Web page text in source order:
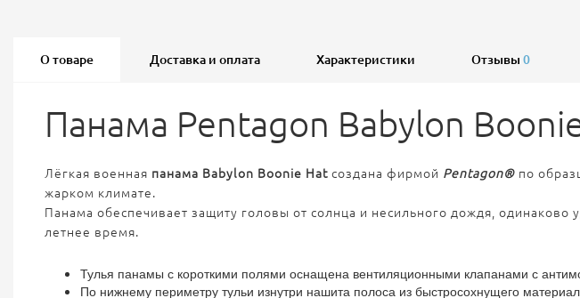
О товаре Доставка и оплата Характеристики Отзывы 0
Панама Pentagon Babylon
Лёгкая военная панама Babylon Boonie Hat создана фирмой Pentagon® по
жарком климате.
Панама обеспечивает защиту головы от солнца и несильного дождя, одинаково
летнее время.
Тулья панамы с короткими полями оснащена вентиляционными клапанами с
По нижнему периметру тульи изнутри нашита полоса из быстросохнущего